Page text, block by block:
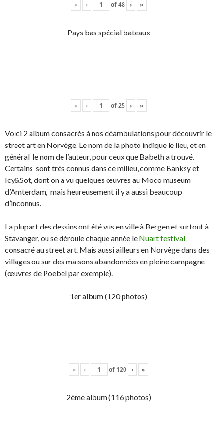
« ‹ of48 › »
Pays bas spécial bateaux
« ‹ of25 › »
Voici 2 album consacrés à nos déambulations pour découvrir le
street art en Norvège. Le nom de la photo indique le lieu, et en
général le nom de l’auteur, pour ceux que Babeth a trouvé.
Certains sont très connus dans ce milieu, comme Banksy et
Icy&Sot, dont on a vu quelques œuvres au Moco museum
d’Amterdam, mais heureusement il y a aussi beaucoup
d’inconnus.
La plupart des dessins ont été vus en ville à Bergen et surtout à
Stavanger, ou se déroule chaque année le Nuart festival
consacré au street art. Mais aussi ailleurs en Norvège dans des
villages ou sur des maisons abandonnées en pleine campagne
(œuvres de Poebel par exemple).
1er album (120 photos)
« ‹ of 120 › »
2ème album (116 photos)